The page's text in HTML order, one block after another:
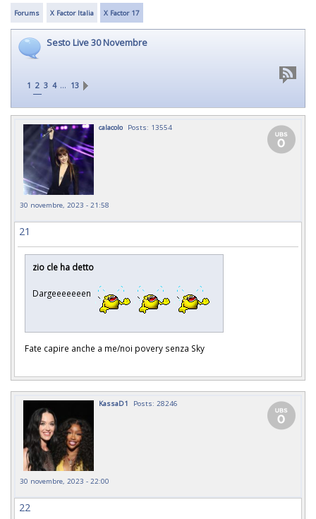
Forums X Factor Italia X Factor 17
Sesto Live 30 Novembre
1 2 3 4 … 13
calacolo Posts: 13554
30 novembre, 2023 - 21:58
21
zio cle ha detto
Dargeeeeeeen
Fate capire anche a me/noi povery senza Sky
KassaD1 Posts: 28246
30 novembre, 2023 - 22:00
22